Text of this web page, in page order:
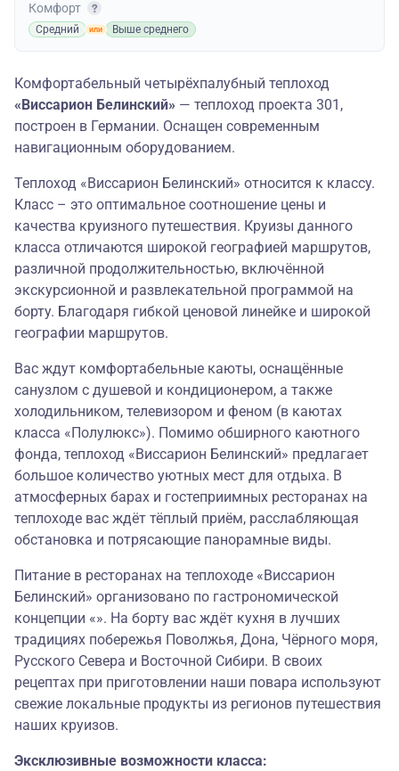
Комфорт
Средний Выше среднего
Комфортабельный четырёхпалубный теплоход
«Виссарион Белинский» — теплоход проекта 301,
построен в Германии. Оснащен современным
навигационным оборудованием.
Теплоход «Виссарион Белинский» относится к классу.
Класс – это оптимальное соотношение цены и
качества круизного путешествия. Круизы данного
класса отличаются широкой географией маршрутов,
различной продолжительностью, включённой
экскурсионной и развлекательной программой на
борту. Благодаря гибкой ценовой линейке и широкой
географии маршрутов.
Вас ждут комфортабельные каюты, оснащённые
санузлом с душевой и кондиционером, а также
холодильником, телевизором и феном (в каютах
класса «Полулюкс»). Помимо обширного каютного
фонда, теплоход «Виссарион Белинский» предлагает
большое количество уютных мест для отдыха. В
атмосферных барах и гостеприимных ресторанах на
теплоходе вас ждёт тёплый приём, расслабляющая
обстановка и потрясающие панорамные виды.
Питание в ресторанах на теплоходе «Виссарион
Белинский» организовано по гастрономической
концепции «». На борту вас ждёт кухня в лучших
традициях побережья Поволжья, Дона, Чёрного моря,
Русского Севера и Восточной Сибири. В своих
рецептах при приготовлении наши повара используют
свежие локальные продукты из регионов путешествия
наших круизов.
Эксклюзивные возможности класса: